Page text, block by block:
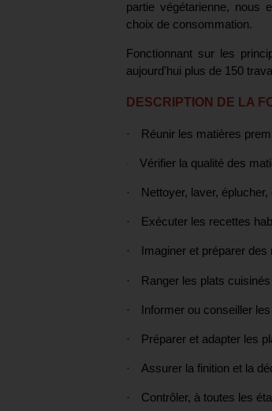
partie végétarienne, nous
choix de consommation.
Fonctionnant sur les
aujourd'hui plus de 150
DESCRIPTION DE LA
· Réunir les matières
· Vérifier la qualité des
· Nettoyer, laver,
· Exécuter les recettes
· Imaginer et préparer
· Ranger les plats
· Informer ou conseiller
· Préparer et adapter les
· Assurer la finition et la
· Contrôler, à toutes les